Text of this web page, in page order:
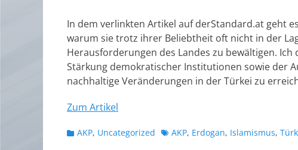
In dem verlinkten Artikel auf derStandard.at geht
warum sie trotz ihrer Beliebtheit oft nicht in der
Herausforderungen des Landes zu bewältigen.
Stärkung demokratischer Institutionen sowie der
nachhaltige Veränderungen in der Türkei zu
Zum Artikel
Kategorien
AKP, Uncategorized Schlagworte
AKP, Erdogan, Islamismus,